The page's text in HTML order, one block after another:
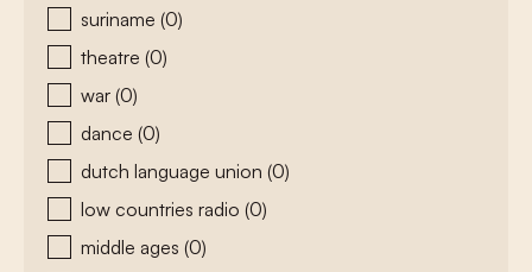
suriname (0)
theatre (0)
war (0)
dance (0)
dutch language union (0)
low countries radio (0)
middle ages (0)